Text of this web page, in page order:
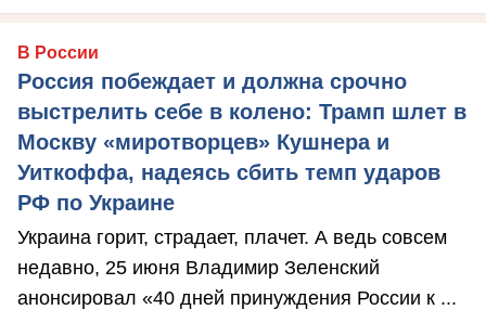
В России
Россия побеждает и должна срочно
выстрелить себе в колено: Трамп шлет в
Москву «миротворцев» Кушнера и
Уиткоффа, надеясь сбить темп ударов
РФ по Украине
Украина горит, страдает, плачет. А ведь совсем
недавно, 25 июня Владимир Зеленский
анонсировал «40 дней принуждения России к ...